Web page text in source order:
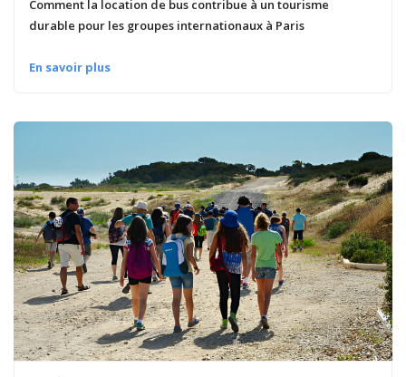
Comment la location de bus contribue à un tourisme
durable pour les groupes internationaux à Paris
En savoir plus